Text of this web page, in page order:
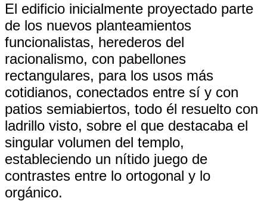
El edificio inicialmente proyectado parte
de los nuevos planteamientos
funcionalistas, herederos del
racionalismo, con pabellones
rectangulares, para los usos más
cotidianos, conectados entre sí y con
patios semiabiertos, todo él resuelto con
ladrillo visto, sobre el que destacaba el
singular volumen del templo,
estableciendo un nítido juego de
contrastes entre lo ortogonal y lo
orgánico.